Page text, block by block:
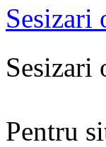
Sesizari
Sesizari
Pentru